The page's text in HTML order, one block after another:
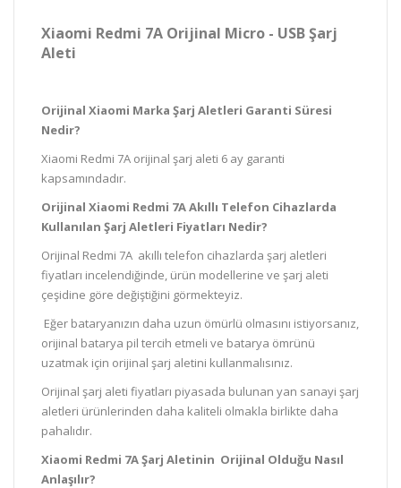
Xiaomi Redmi 7A Orijinal Micro - USB Şarj
Aleti
Orijinal Xiaomi Marka Şarj Aletleri Garanti Süresi
Nedir?
Xiaomi Redmi 7A orijinal şarj aleti 6 ay garanti
kapsamındadır.
Orijinal Xiaomi Redmi 7A Akıllı Telefon Cihazlarda
Kullanılan Şarj Aletleri Fiyatları Nedir?
Orijinal Redmi 7A akıllı telefon cihazlarda şarj aletleri
fiyatları incelendiğinde, ürün modellerine ve şarj aleti
çeşidine göre değiştiğini görmekteyiz.
Eğer bataryanızın daha uzun ömürlü olmasını istiyorsanız,
orijinal batarya pil tercih etmeli ve batarya ömrünü
uzatmak için orijinal şarj aletini kullanmalısınız.
Orijinal şarj aleti fiyatları piyasada bulunan yan sanayi şarj
aletleri ürünlerinden daha kaliteli olmakla birlikte daha
pahalıdır.
Xiaomi Redmi 7A Şarj Aletinin Orijinal Olduğu Nasıl
Anlaşılır?